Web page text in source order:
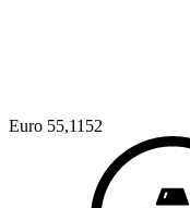
Euro 55,1152